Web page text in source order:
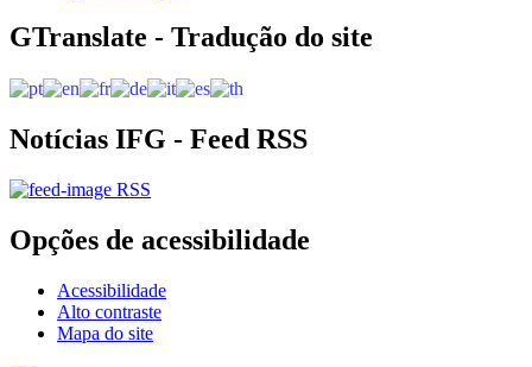
Acesso à informação
GTranslate - Tradução do site
Notícias IFG - Feed RSS
RSS
Opções de acessibilidade
Acessibilidade
Alto contraste
Mapa do site